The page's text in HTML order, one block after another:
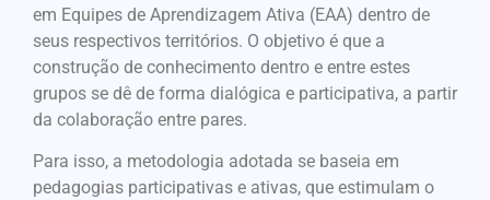
em Equipes de Aprendizagem Ativa (EAA) dentro de
seus respectivos territórios. O objetivo é que a
construção de conhecimento dentro e entre estes
grupos se dê de forma dialógica e participativa, a partir
da colaboração entre pares.
Para isso, a metodologia adotada se baseia em
pedagogias participativas e ativas, que estimulam o